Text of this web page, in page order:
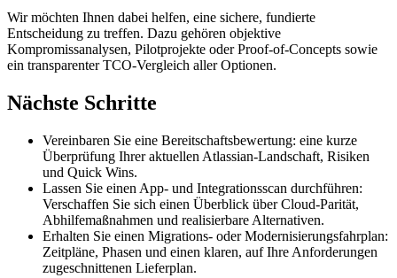
Wir möchten Ihnen dabei helfen, eine sichere, fundierte
Entscheidung zu treffen. Dazu gehören objektive
Kompromissanalysen, Pilotprojekte oder Proof-of-Concepts sowie
ein transparenter TCO-Vergleich aller Optionen.
Nächste Schritte
Vereinbaren Sie eine Bereitschaftsbewertung: eine kurze
Überprüfung Ihrer aktuellen Atlassian-Landschaft, Risiken
und Quick Wins.
Lassen Sie einen App- und Integrationsscan durchführen:
Verschaffen Sie sich einen Überblick über Cloud-Parität,
Abhilfemaßnahmen und realisierbare Alternativen.
Erhalten Sie einen Migrations- oder Modernisierungsfahrplan:
Zeitpläne, Phasen und einen klaren, auf Ihre Anforderungen
zugeschnittenen Lieferplan.